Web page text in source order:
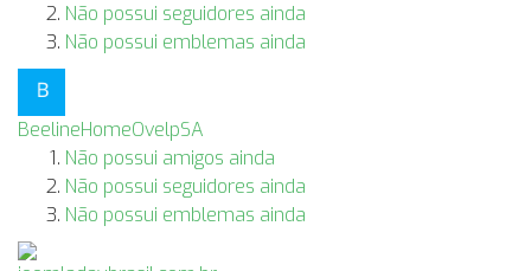
Não possui seguidores ainda
Não possui emblemas ainda
BeelineHomeOvelpSA
Não possui amigos ainda
Não possui seguidores ainda
Não possui emblemas ainda